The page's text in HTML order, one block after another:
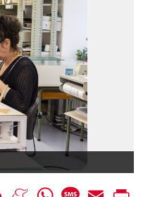
LinkedInMeneameWhatsAppMessage
Email